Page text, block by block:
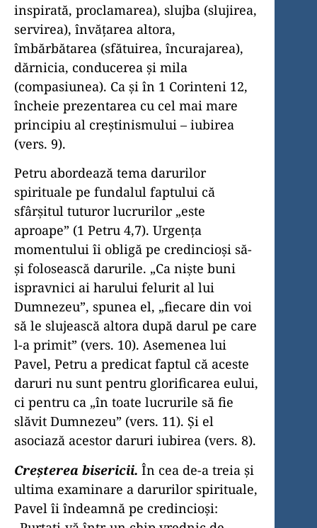
inspirată, proclamarea), slujba (slujirea,
servirea), învăţarea altora,
îmbărbătarea (sfătuirea, încurajarea),
dărnicia, conducerea şi mila
(compasiunea). Ca şi în 1 Corinteni 12,
încheie prezentarea cu cel mai mare
principiu al creştinismului – iubirea
(vers. 9).
Petru abordează tema darurilor
spirituale pe fundalul faptului că
sfârşitul tuturor lucrurilor „este
aproape” (1 Petru 4,7). Urgenţa
momentului îi obligă pe credincioşi să-
şi folosească darurile. „Ca nişte buni
ispravnici ai harului felurit al lui
Dumnezeu”, spunea el, „fiecare din voi
să le slujească altora după darul pe care
l-a primit” (vers. 10). Asemenea lui
Pavel, Petru a predicat faptul că aceste
daruri nu sunt pentru glorificarea eului,
ci pentru ca „în toate lucrurile să fie
slăvit Dumnezeu” (vers. 11). Şi el
asociază acestor daruri iubirea (vers. 8).
Creşterea bisericii. În cea de-a treia şi
ultima examinare a darurilor spirituale,
Pavel îi îndeamnă pe credincioşi: